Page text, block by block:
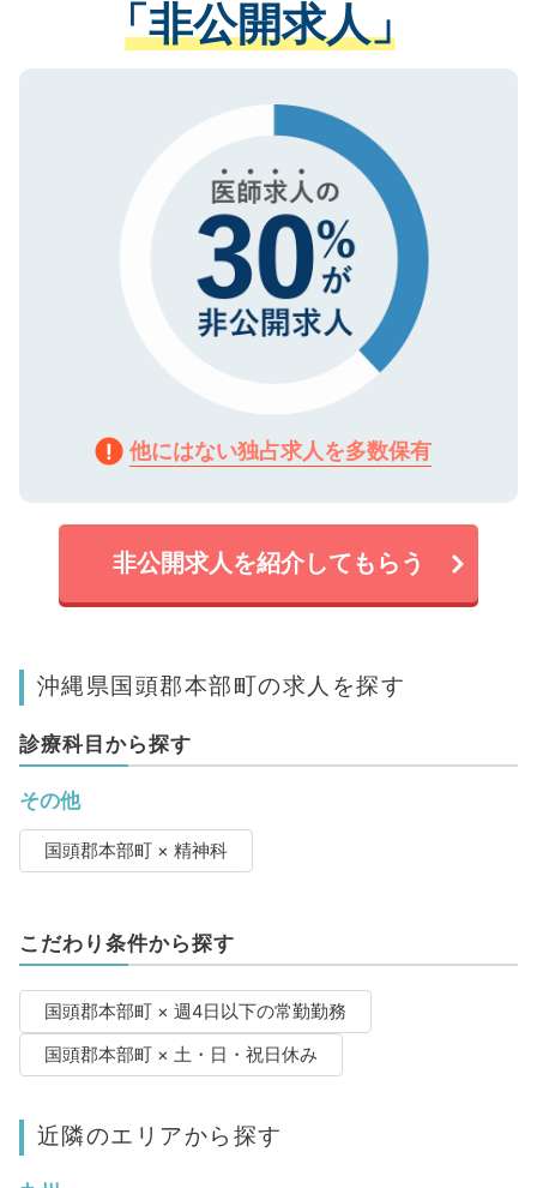
る、プライバシーマークを取得済みです。
で、機密保持に関してもご安心ください。
させていただきます。すぐにご転職をされ
ない方には、長期的なサポートが可能です
ので、まずはご登録ください。
「非公開求人」
他にはない独占求人を多数保有
非公開求人を紹介してもらう
沖縄県国頭郡本部町の求人を探す
診療科目から探す
その他
国頭郡本部町 × 精神科
こだわり条件から探す
国頭郡本部町 × 週4日以下の常勤勤務
国頭郡本部町 × 土・日・祝日休み
近隣のエリアから探す